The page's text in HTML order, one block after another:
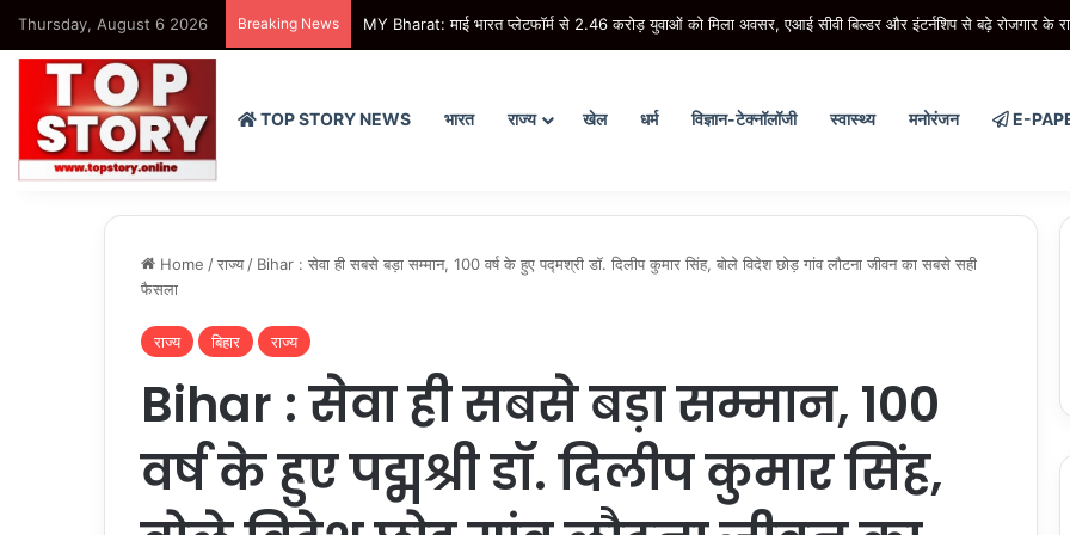
Thursday, August 6 2026 Breaking News AIIMS Delhi: 209 किलो वजन वाले मरीज ने सुपर-सुपर ओबेसिटी को दी मात, एम्स के डॉक्टरों ने दी नई जिंदगी
TOP STORY NEWS भारत राज्य खेल धर्म विज्ञान-टेक्नॉलॉजी स्वास्थ्य मनोरंजन E-
Home /राज्य / Bihar : सेवा ही सबसे बड़ा सम्मान, 100 वर्ष के हुए पद्मश्री डॉ. दिलीप कुमार सिंह, बोले विदेश छोड़ गांव लौटना जीवन का सबसे सही
फैसला
राज्य बिहार राज्य
Bihar : सेवा ही सबसे बड़ा सम्मान, 100
वर्ष के हुए पद्मश्री डॉ. दिलीप कुमार सिंह,